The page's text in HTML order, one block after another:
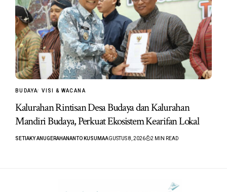
BUDAYA VISI & WACANA
Kalurahan Rintisan Desa Budaya dan Kalurahan
Mandiri Budaya, Perkuat Ekosistem Kearifan Lokal
SETIAKY ANUGERAHANANTO KUSUMAAGUSTUS 8, 2026 2 MIN READ